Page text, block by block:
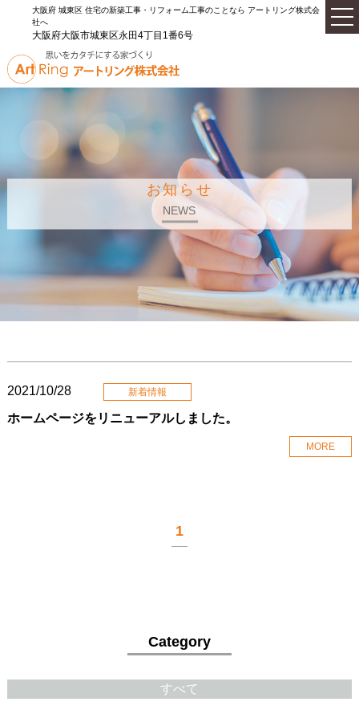
大阪府 城東区 住宅の新築工事・リフォーム工事のことなら アートリング株式会
社へ
大阪府大阪市城東区永田4丁目1番6号
お知らせ
NEWS
2021/10/28 新着情報
ホームページをリニューアルしました。
MORE
1
Category
すべて